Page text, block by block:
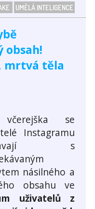
UMĚLÁ INTELIGENCE
obsah!
mrtvá těla
se
Instagramu
s
násilného a
obsahu ve
uživatelů z